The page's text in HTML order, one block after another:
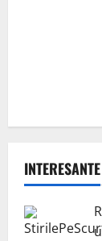
INTERESANTE